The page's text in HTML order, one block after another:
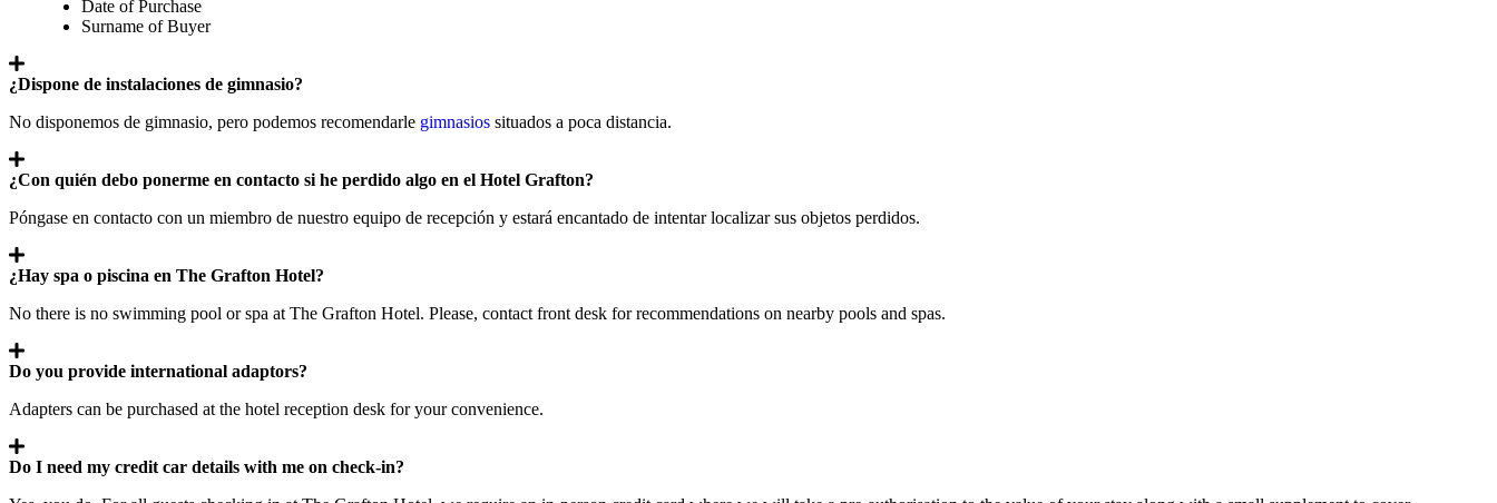
Date of Purchase
Surname of Buyer
¿Dispone de instalaciones de gimnasio?
No disponemos de gimnasio, pero podemos recomendarle gimnasios situados a poca distancia.
¿Con quién debo ponerme en contacto si he perdido algo en el Hotel Grafton?
Póngase en contacto con un miembro de nuestro equipo de recepción y estará encantado de intentar localizar sus objetos perdidos.
¿Hay spa o piscina en The Grafton Hotel?
No there is no swimming pool or spa at The Grafton Hotel. Please, contact front desk for recommendations on nearby pools and spas.
Do you provide international adaptors?
Adapters can be purchased at the hotel reception desk for your convenience.
Do I need my credit car details with me on check-in?